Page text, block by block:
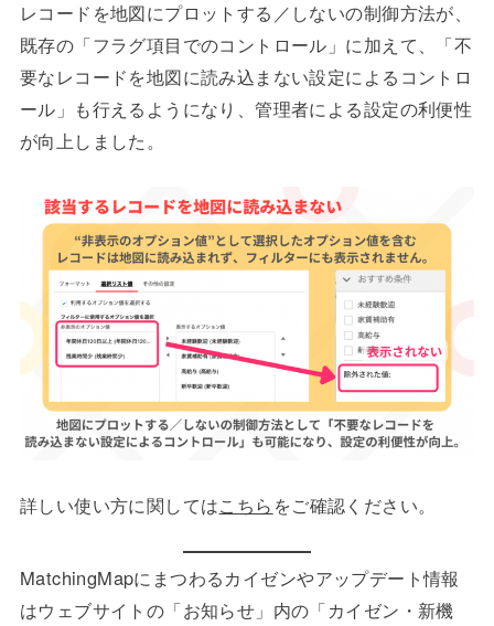
レコードを地図にプロットする／しないの制御方法が、
既存の「フラグ項目でのコントロール」に加えて、「不
要なレコードを地図に読み込まない設定によるコントロ
ール」も行えるようになり、管理者による設定の利便性
が向上しました。
詳しい使い方に関してはこちら をご確認ください。
MatchingMapにまつわるカイゼンやアップデート情報
はウェブサイトの「お知らせ」内の「カイゼン・新機